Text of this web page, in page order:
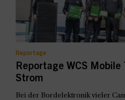
Reportage
Reportage WCS
Strom
Bei der Bordelektronik vieler